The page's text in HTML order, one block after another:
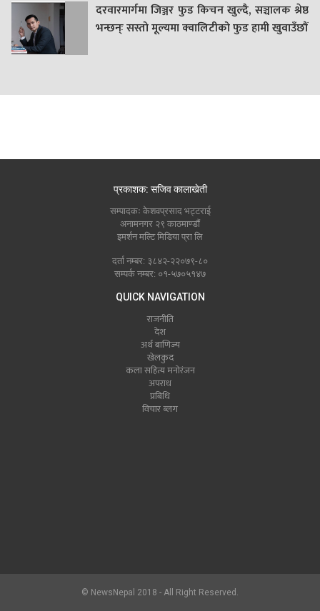
दरवारमार्गमा जिञ्जर फुड किचन खुल्दै, सञ्चालक श्रेष्ठ
भन्छन्ः सस्तो मूल्यमा क्वालिटीको फुड हामी खुवाउँछौं
प्रकाशक: सजिव कालाखेती
सम्पादकः केशवप्रसाद भट्टराई
अनामनगर २९ काठमाण्डौं
इमर्शन मल्टि मिडिया प्रा लि
दर्ता नम्बर: ३८४२-२२०७९-८०
सम्पर्क नम्बर: ०१-५७०५१४७
QUICK NAVIGATION
राजनीति
देश
अर्थ बाणिज्य
खेलकुद
कला सहित्य मनोरंजन
अपराध
प्रबिधि
विचार ब्लग
© NewsNepal 2018 - All Right Reserved.